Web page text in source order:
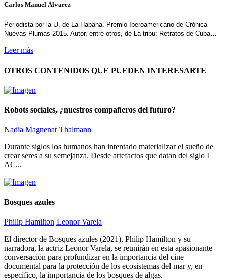
Carlos Manuel Álvarez
Periodista por la U. de La Habana. Premio Iberoamericano de Crónica
Nuevas Plumas 2015. Autor, entre otros, de La tribu: Retratos de Cuba…
Leer más
OTROS CONTENIDOS QUE PUEDEN INTERESARTE
Robots sociales, ¿nuestros compañeros del futuro?
Nadia Magnenat Thalmann
Durante siglos los humanos han intentado materializar el sueño de
crear seres a su semejanza. Desde artefactos que datan del siglo I
AC...
Bosques azules
Philip Hamilton Leonor Varela
El director de Bosques azules (2021), Philip Hamilton y su
narradora, la actriz Leonor Varela, se reunirán en esta apasionante
conversación para profundizar en la importancia del cine
documental para la protección de los ecosistemas del mar y, en
específico, la importancia de los bosques de algas.